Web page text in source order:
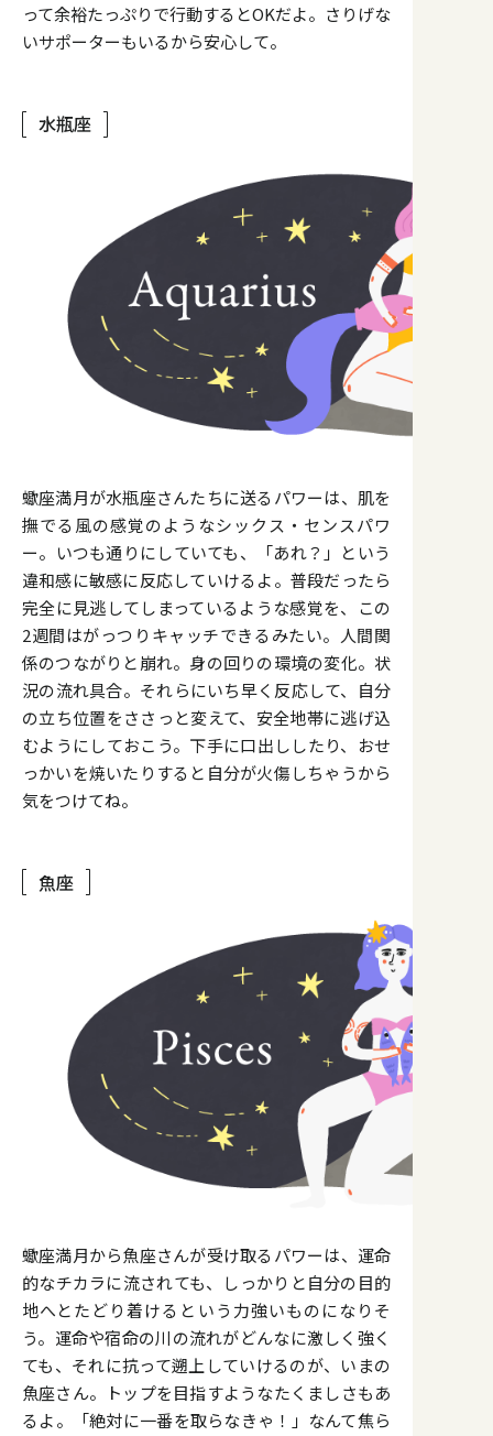
って余裕たっぷりで行動するとOKだよ。さりげな
いサポーターもいるから安心して。
水瓶座
蠍座満月が水瓶座さんたちに送るパワーは、肌を
撫でる風の感覚のようなシックス・センスパワ
ー。いつも通りにしていても、「あれ？」という
違和感に敏感に反応していけるよ。普段だったら
完全に見逃してしまっているような感覚を、この
2週間はがっつりキャッチできるみたい。人間関
係のつながりと崩れ。身の回りの環境の変化。状
況の流れ具合。それらにいち早く反応して、自分
の立ち位置をささっと変えて、安全地帯に逃げ込
むようにしておこう。下手に口出ししたり、おせ
っかいを焼いたりすると自分が火傷しちゃうから
気をつけてね。
魚座
蠍座満月から魚座さんが受け取るパワーは、運命
的なチカラに流されても、しっかりと自分の目的
地へとたどり着けるという力強いものになりそ
う。運命や宿命の川の流れがどんなに激しく強く
ても、それに抗って遡上していけるのが、いまの
魚座さん。トップを目指すようなたくましさもあ
るよ。「絶対に一番を取らなきゃ！」なんて焦ら